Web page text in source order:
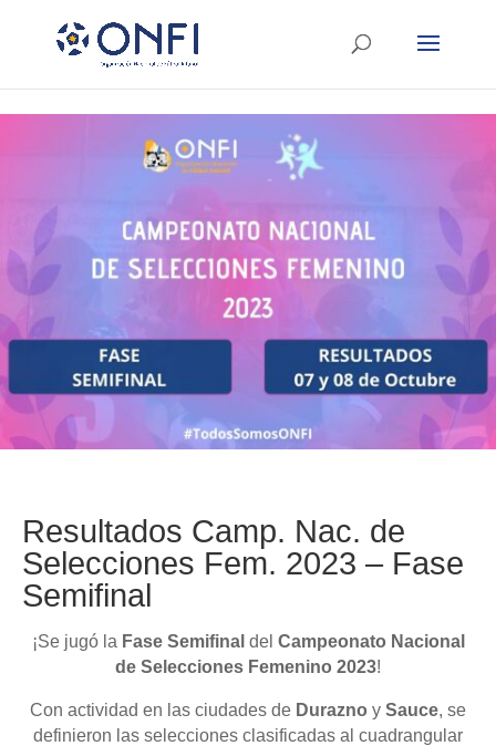
Resultados Camp. Nac. de
Selecciones Fem. 2023 – Fase
Semifinal
¡Se jugó la Fase Semifinal del Campeonato Nacional
de Selecciones Femenino 2023!
Con actividad en las ciudades de Durazno y Sauce, se
definieron las selecciones clasificadas al cuadrangular